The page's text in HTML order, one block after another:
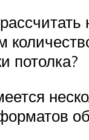
потолка?